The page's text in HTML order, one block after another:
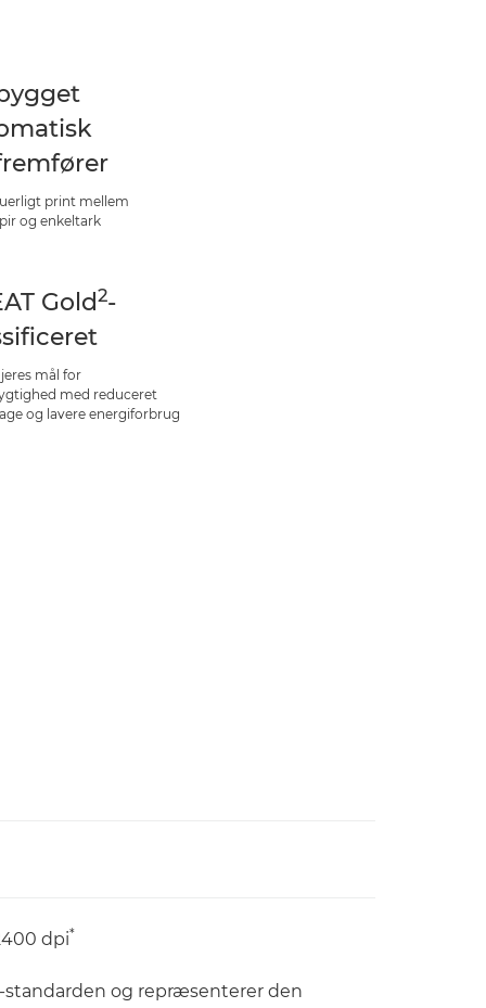
print mellem
og enkeltark
Gold2-
mål for
med reduceret
og lavere energiforbrug
dpi*
standarden og repræsenterer den